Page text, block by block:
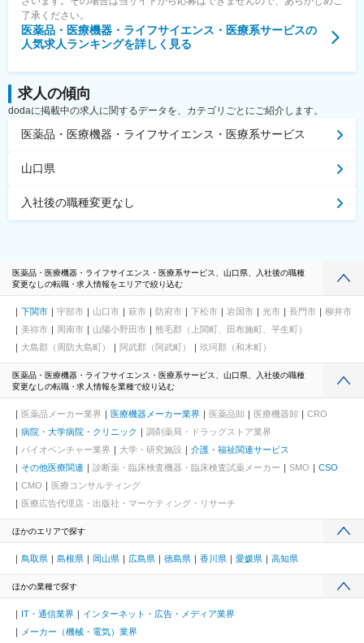
了承ください。
医薬品・医療機器・ライフサイエンス・医療系サービスの
人気求人ランキングを詳しく見る
求人の傾向
dodaに掲載中の求人に関するデータを、カテゴリごとにご紹介します。
医薬品・医療機器・ライフサイエンス・医療系サービス
山口県
入社後の職種変更なし
医薬品・医療機器・ライフサイエンス・医療系サービス、山口県、入社後の職種
変更なしの転職・求人情報をエリアで絞り込む
下関市 宇部市 山口市 萩市 防府市 下松市 岩国市 光市 長門市
柳井市
美祢市
周南市 山陽小野田市
熊毛郡（上関町、田布施町、平生町）
大島郡（周防大島町）
阿武郡（阿武町） 玖珂郡（和木町）
医薬品・医療機器・ライフサイエンス・医療系サービス、山口県、入社後の職種
変更なしの転職・求人情報を業種で絞り込む
医薬品メーカー業界 医療機器メーカー業界 医薬品卸 医療機器卸
CRO
病院・大学病院・クリニック
調剤薬局・ドラッグストア業界
バイオベンチャー業界
大学・研究施設
介護・福祉関連サービス
その他医療関連
診断薬・臨床検査機器・臨床検査試薬メーカー SMO
CSO
CMO
医療コンサルティング
医療広告代理店・出版社・マーケティング・リサーチ
ほかのエリアで探す
鳥取県 島根県 岡山県 広島県 徳島県 香川県 愛媛県 高知県
ほかの業種で探す
IT・通信業界
インターネット・広告・メディア業界
メーカー（機械・電気）業界